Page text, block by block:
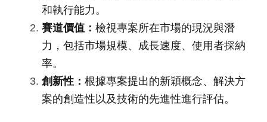
和執行能力。
賽道價值： 檢視專案所在市場的現況與潛
力，包括市場規模、成長速度、使用者採納
率。
創新性： 根據專案提出的新穎概念、解決方
案的創造性以及技術的先進性進行評估。